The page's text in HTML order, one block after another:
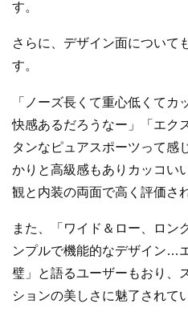
す。
さらに、デザイン面について
す。
「ノーズ長くて重心低くて
快感あるだろうなー」「エク
タンなピュアスポーツって感
かりと高級感もありカッコい
観と内装の両面で高く評価さ
また、「ワイド＆ロー、ロン
ンプルで機能的なデザイン…
璧」と語るユーザーもおり、
ションの美しさに魅了されて